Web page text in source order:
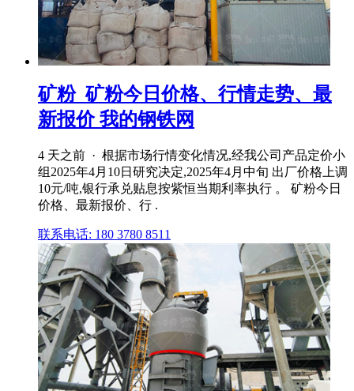
矿粉_矿粉今日价格、行情走势、最
新报价 我的钢铁网
4 天之前 · 根据市场行情变化情况,经我公司产品定价小
组2025年4月10日研究决定,2025年4月中旬 出厂价格上调
10元/吨,银行承兑贴息按紫恒当期利率执行 。 矿粉今日
价格、最新报价、行 .
联系电话: 180 3780 8511